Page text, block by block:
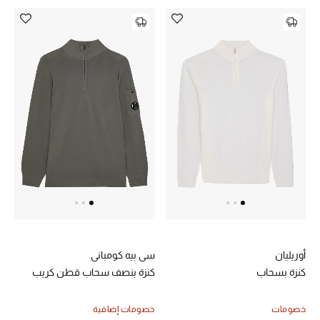
تسوقوا الحقائب
الأحذية
أحذية النسائية
الأحذية الرجالية
أحذية للأطفال
أبرز المصممين
أوريليان
كنزة بسحاب
خصومات
سي بيه كومباني
كنزة بنصف سحاب قطن كريب
خصومات إضافية